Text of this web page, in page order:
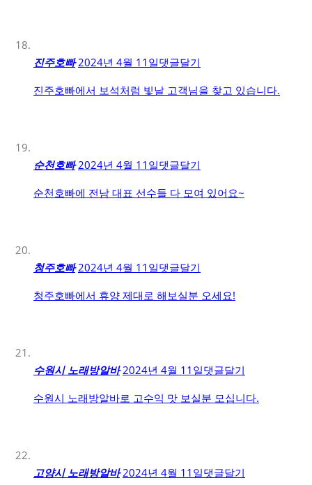
진주호빠 2024년 4월 11일댓글달기
진주호빠에서 보석처럼 빛날 고객님을 찾고 있습니다.
순천호빠 2024년 4월 11일댓글달기
순천호빠에 전남 대표 선수들 다 모여 있어요~
청주호빠 2024년 4월 11일댓글달기
청주호빠에서 휴양 제대로 해보실분 오세요!
수원시 노래방알바 2024년 4월 11일댓글달기
수원시 노래방알바로 고수익 맛 보실분 모십니다.
고양시 노래방알바 2024년 4월 11일댓글달기